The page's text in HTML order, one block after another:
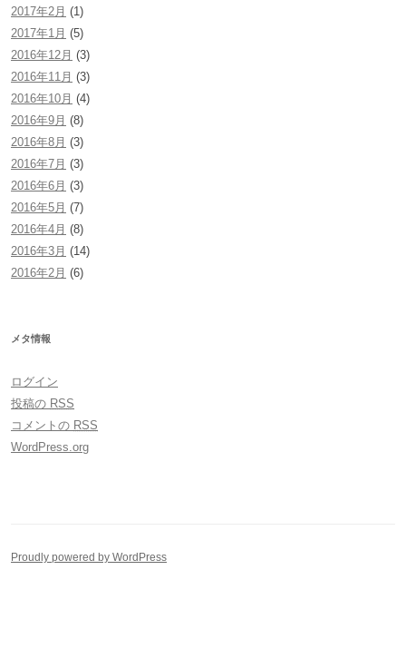
2017年2月 (1)
2017年1月 (5)
2016年12月 (3)
2016年11月 (3)
2016年10月 (4)
2016年9月 (8)
2016年8月 (3)
2016年7月 (3)
2016年6月 (3)
2016年5月 (7)
2016年4月 (8)
2016年3月 (14)
2016年2月 (6)
メタ情報
ログイン
投稿の RSS
コメントの RSS
WordPress.org
Proudly powered by WordPress